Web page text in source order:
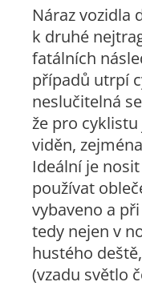
Náraz vozidla
k druhé
fatálních
případů utrpí
neslučitelná
že pro
viděn,
Ideální je
používat
vybaveno a
tedy nejen v
hustého
(vzadu světlo